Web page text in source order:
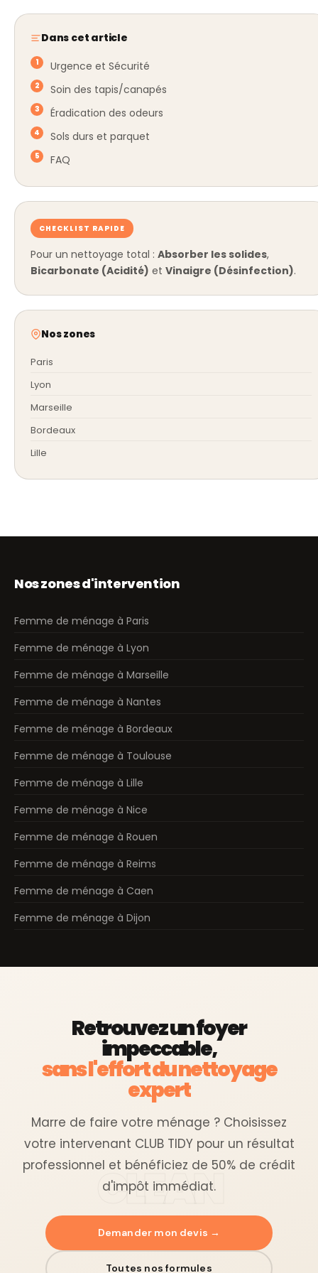
Dans cet article
Urgence et Sécurité
Soin des tapis/canapés
Éradication des odeurs
Sols durs et parquet
FAQ
CHECKLIST RAPIDE
Pour un nettoyage total : Absorber les solides,
Bicarbonate (Acidité) et Vinaigre (Désinfection).
Nos zones
Paris
Lyon
Marseille
Bordeaux
Lille
Nos zones d'intervention
Femme de ménage à Paris
Femme de ménage à Lyon
Femme de ménage à Marseille
Femme de ménage à Nantes
Femme de ménage à Bordeaux
Femme de ménage à Toulouse
Femme de ménage à Lille
Femme de ménage à Nice
Femme de ménage à Rouen
Femme de ménage à Reims
Femme de ménage à Caen
Femme de ménage à Dijon
Retrouvez un foyer
impeccable,
sans l'effort du nettoyage
expert
Marre de faire votre ménage ? Choisissez
votre intervenant CLUB TIDY pour un résultat
professionnel et bénéficiez de 50% de crédit
d'impôt immédiat.
Demander mon devis →
Toutes nos formules